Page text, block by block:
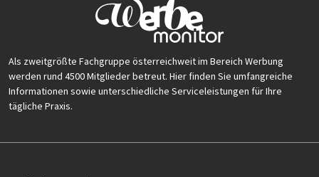
Als zweitgrößte Fachgruppe österreichweit im Bereich Werbung
werden rund 4500 Mitglieder betreut. Hier finden Sie umfangreiche
Informationen sowie unterschiedliche Serviceleistungen für Ihre
tägliche Praxis.